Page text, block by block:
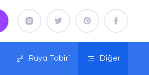
Rüya Tabiri Diğer